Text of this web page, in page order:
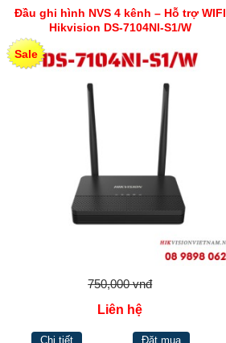
Đầu ghi hình NVS 4 kênh – Hỗ trợ WIFI
Hikvision DS-7104NI-S1/W
Sale
750,000 vnđ
Liên hệ
Chi tiết Đặt mua